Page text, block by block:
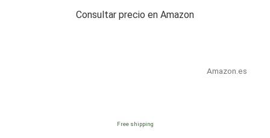
Consultar precio en Amazon
Amazon.es
Free shipping